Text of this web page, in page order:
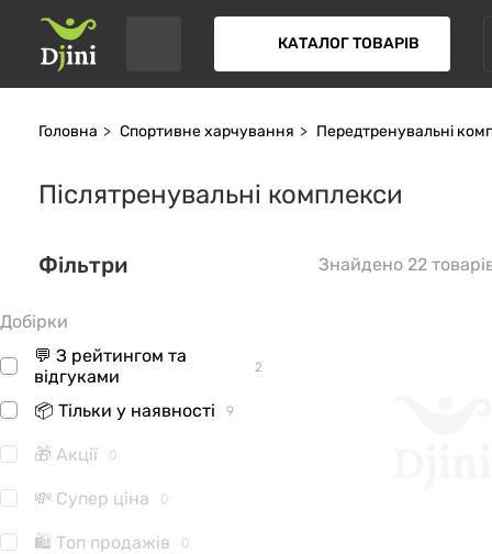
КАТАЛОГ ТОВАРІВ
Головна Спортивне харчування Передтренувальні
Післятренувальні комплекси
Фільтри Знайдено 22
Добірки
💬 З рейтингом та
відгуками
2
📦 Тільки у наявності 9
🎁 Акції 0
💸 Супер ціна 0
🛍 Топ продажів 0